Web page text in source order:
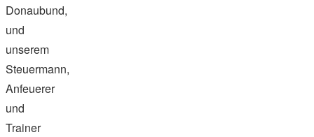
Donaubund,
und
unserem
Steuermann,
Anfeuerer
und
Trainer